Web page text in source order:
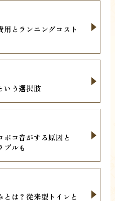
とランニングコスト
いう選択肢
コ音がする原因と
ブルも
は？従来型トイレと